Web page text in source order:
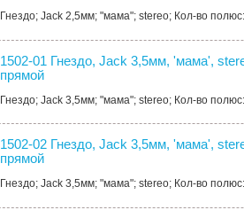
Гнездо; Jack 2,5мм; "мама"; stereo; Кол-во
1502-01 Гнездо, Jack 3,5мм, 'мама',
прямой
Гнездо; Jack 3,5мм; "мама"; stereo; Кол-во
1502-02 Гнездо, Jack 3,5мм, 'мама',
прямой
Гнездо; Jack 3,5мм; "мама"; stereo; Кол-во